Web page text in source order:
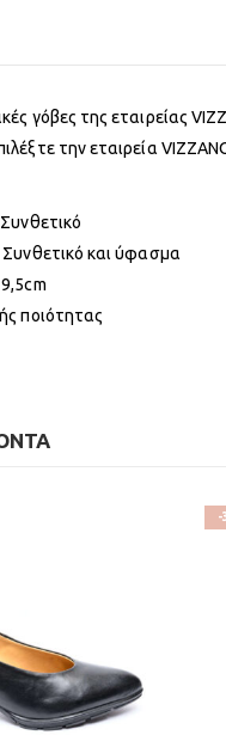
γόβες της εταιρείας
την εταιρεία
Συνθετικό και ύφασμα
ποιότητας
-